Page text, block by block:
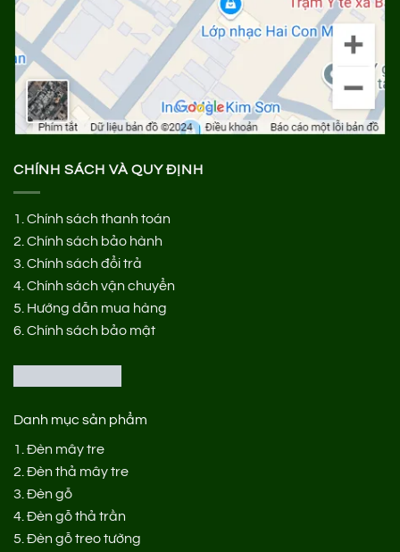
CHÍNH SÁCH VÀ QUY ĐỊNH
1. Chính sách thanh toán
2. Chính sách bảo hành
3. Chính sách đổi trả
4. Chính sách vận chuyển
5. Hướng dẫn mua hàng
6. Chính sách bảo mật
Danh mục sản phẩm
1. Đèn mây tre
2. Đèn thả mây tre
3. Đèn gỗ
4. Đèn gỗ thả trần
5. Đèn gỗ treo tường